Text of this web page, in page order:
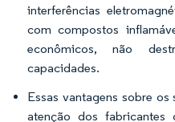
interferências
com compostos
econômicos, não
capacidades.
Essas vantagens sobre
atenção dos fabricantes